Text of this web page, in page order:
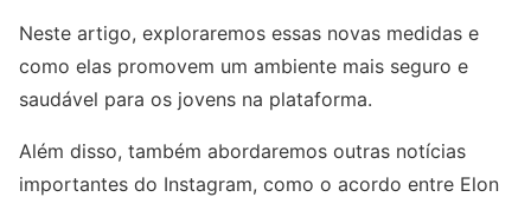
Neste artigo, exploraremos essas novas medidas e
como elas promovem um ambiente mais seguro e
saudável para os jovens na plataforma.
Além disso, também abordaremos outras notícias
importantes do Instagram, como o acordo entre Elon